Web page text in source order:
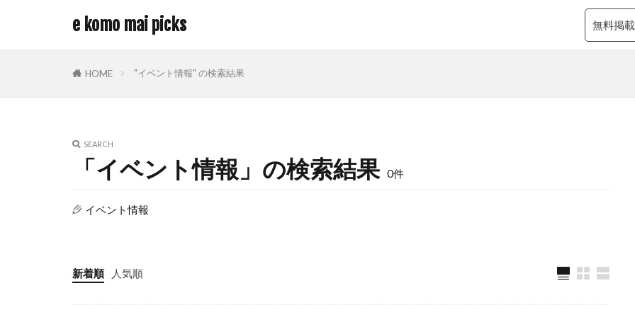
e komo mai picks 無料掲
HOME "イベント情報" の検索結果
SEARCH
「イベント情報」の検索結果 0件
イベント情報
新着順 人気順